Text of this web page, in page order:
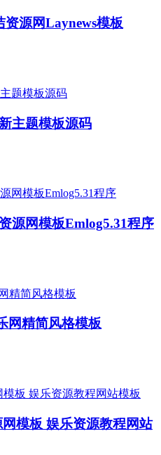
源网Laynews模板
主题模板源码
源网模板Emlog5.31程序
网精简风格模板
模板 娱乐资源教程网站